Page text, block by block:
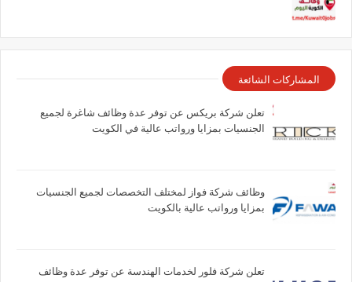
المشاركات الشائعة
تعلن شركة بريكس عن توفر عدة وظائف شاغرة لجميع
الجنسيات بمزايا ورواتب عالية في الكويت
وظائف شركة فواز لمختلف التخصصات لجميع الجنسيات
بمزايا ورواتب عالية بالكويت
تعلن شركة فلور لخدمات الهندسة عن توفر عدة وظائف